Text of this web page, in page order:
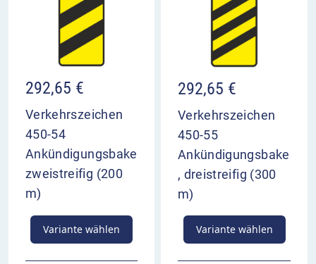
292,65 €
Verkehrszeichen
450-54
Ankündigungsbake
zweistreifig (200
m)
Variante wählen
292,65 €
Verkehrszeichen
450-55
Ankündigungsbake
, dreistreifig (300
m)
Variante wählen